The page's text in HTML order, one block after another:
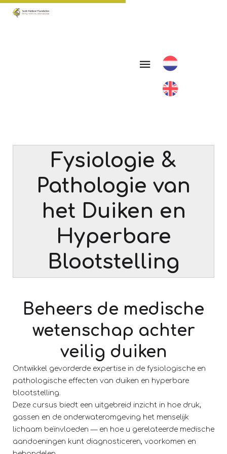
Fysiologie &
Pathologie van
het Duiken en
Hyperbare
Blootstelling
Beheers de medische
wetenschap achter
veilig duiken
Ontwikkel gevorderde expertise in de fysiologische en
pathologische effecten van duiken en hyperbare
blootstelling.
Deze cursus biedt een uitgebreid inzicht in hoe druk,
gassen en de onderwateromgeving het menselijk
lichaam beïnvloeden — en hoe u gerelateerde medische
aandoeningen kunt diagnosticeren, voorkomen en